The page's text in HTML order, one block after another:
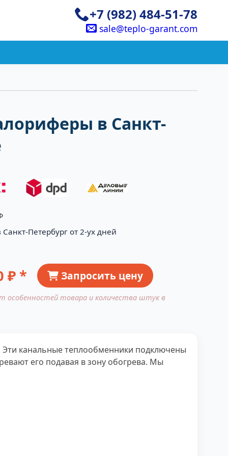
+7 (982) 484-51-78
sale@teplo-garant.com
в Санкт-
Санкт-Петербург от 2-ух дней
₽ * Запросить цену
особенностей товара и количества штук в
канальные теплообменники подключены
его подавая в зону обогрева. Мы